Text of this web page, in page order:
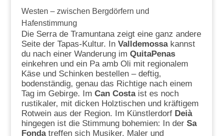
Westen – zwischen Bergdörfern und
Hafenstimmung
Die Serra de Tramuntana zeigt eine ganz andere
Seite der Tapas-Kultur. In Valldemossakannst
du nach einer Wanderung im QuitaPenas
einkehren und ein Pa amb Oli mit regionalem
Käse und Schinken bestellen – deftig,
bodenständig, genau das Richtige nach einem
Tag im Gebirge. Im Can Costaist es noch
rustikaler, mit dicken Holztischen und kräftigem
Rotwein aus der Region. Im Künstlerdorf Deià
hingegen ist die Stimmung bohemien: In der Sa
Fondatreffen sich Musiker, Maler und